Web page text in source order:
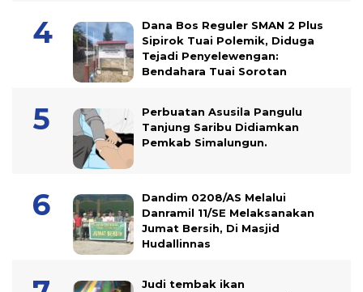
Dana Bos Reguler SMAN 2 Plus
Sipirok Tuai Polemik, Diduga
Tejadi Penyelewengan:
Bendahara Tuai Sorotan
Perbuatan Asusila Pangulu
Tanjung Saribu Didiamkan
Pemkab Simalungun.
Dandim 0208/AS Melalui
Danramil 11/SE Melaksanakan
Jumat Bersih, Di Masjid
Hudallinnas
Judi tembak ikan